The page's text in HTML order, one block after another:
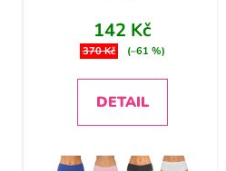
142 Kč
370 Kč (–61 %)
DETAIL